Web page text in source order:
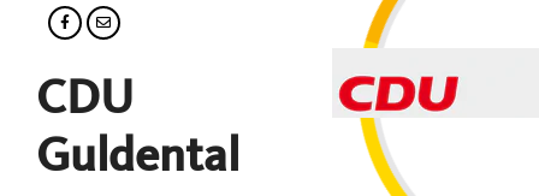
springen
CDU
Guldental